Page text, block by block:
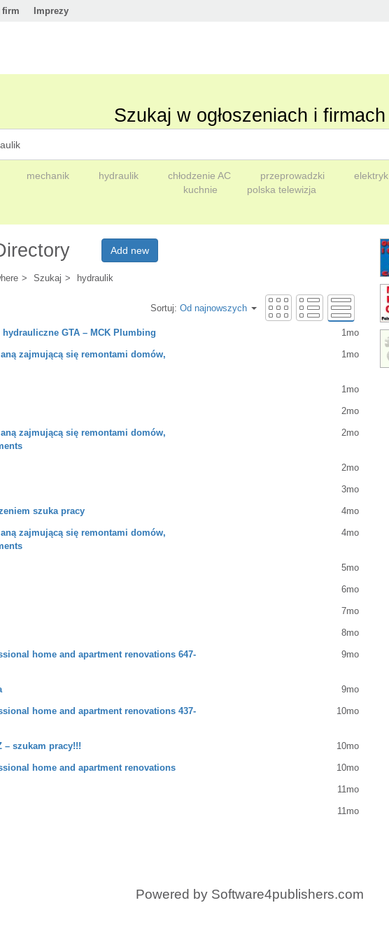
firm Imprezy
Szukaj w ogłoszeniach i firmach
mechanik hydraulik chłodzenie AC przeprowadzki elektryk
kuchnie
polska telewizja
Add new
Szukaj hydraulik
Sortuj: Od najnowszych
hydrauliczne GTA – MCK Plumbing 1mo
zajmującą się remontami domów,
1mo
1mo
2mo
zajmującą się remontami domów,
2mo
2mo
3mo
szuka pracy 4mo
zajmującą się remontami domów,
4mo
5mo
6mo
7mo
8mo
home and apartment renovations 647-
9mo
9mo
home and apartment renovations 437-
10mo
– szukam pracy!!! 10mo
home and apartment renovations 10mo
11mo
11mo
Powered by Software4publishers.com